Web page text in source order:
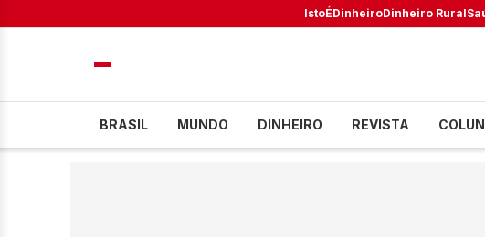
IstoÉDinheiroDinheiro Rural
BRASIL MUNDO DINHEIRO REVISTA